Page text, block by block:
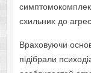
схильних до
Враховуючи
підібрали